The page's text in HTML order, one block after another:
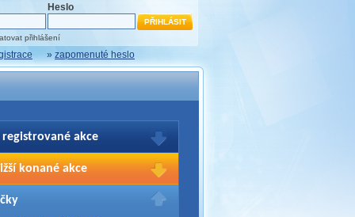
Heslo
přihlášení
» zapomenuté heslo
registrované akce
Vašich registrací na akce
přihlašte.
konané akce
2026